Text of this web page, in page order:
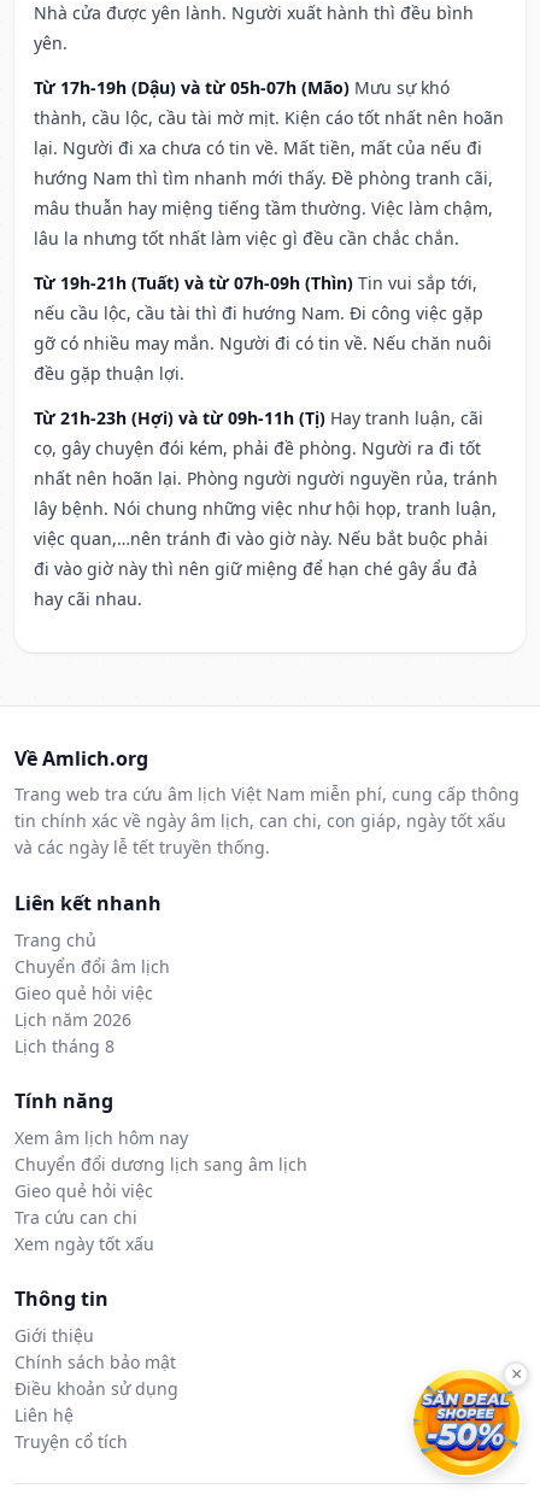
Nhà cửa được yên lành. Người xuất hành thì đều bình
yên.
Từ 17h-19h (Dậu) và từ 05h-07h (Mão) Mưu sự khó
thành, cầu lộc, cầu tài mờ mịt. Kiện cáo tốt nhất nên hoãn
lại. Người đi xa chưa có tin về. Mất tiền, mất của nếu đi
hướng Nam thì tìm nhanh mới thấy. Đề phòng tranh cãi,
mâu thuẫn hay miệng tiếng tầm thường. Việc làm chậm,
lâu la nhưng tốt nhất làm việc gì đều cần chắc chắn.
Từ 19h-21h (Tuất) và từ 07h-09h (Thìn) Tin vui sắp tới,
nếu cầu lộc, cầu tài thì đi hướng Nam. Đi công việc gặp
gỡ có nhiều may mắn. Người đi có tin về. Nếu chăn nuôi
đều gặp thuận lợi.
Từ 21h-23h (Hợi) và từ 09h-11h (Tị) Hay tranh luận, cãi
cọ, gây chuyện đói kém, phải đề phòng. Người ra đi tốt
nhất nên hoãn lại. Phòng người người nguyền rủa, tránh
lây bệnh. Nói chung những việc như hội họp, tranh luận,
việc quan,…nên tránh đi vào giờ này. Nếu bắt buộc phải
đi vào giờ này thì nên giữ miệng để hạn ché gây ẩu đả
hay cãi nhau.
Về Amlich.org
Trang web tra cứu âm lịch Việt Nam miễn phí, cung cấp thông
tin chính xác về ngày âm lịch, can chi, con giáp, ngày tốt xấu
và các ngày lễ tết truyền thống.
Liên kết nhanh
Trang chủ
Chuyển đổi âm lịch
Gieo quẻ hỏi việc
Lịch năm 2026
Lịch tháng 8
Tính năng
Xem âm lịch hôm nay
Chuyển đổi dương lịch sang âm lịch
Gieo quẻ hỏi việc
Tra cứu can chi
Xem ngày tốt xấu
Thông tin
Giới thiệu
Chính sách bảo mật
Điều khoản sử dụng
Liên hệ
Truyện cổ tích
×